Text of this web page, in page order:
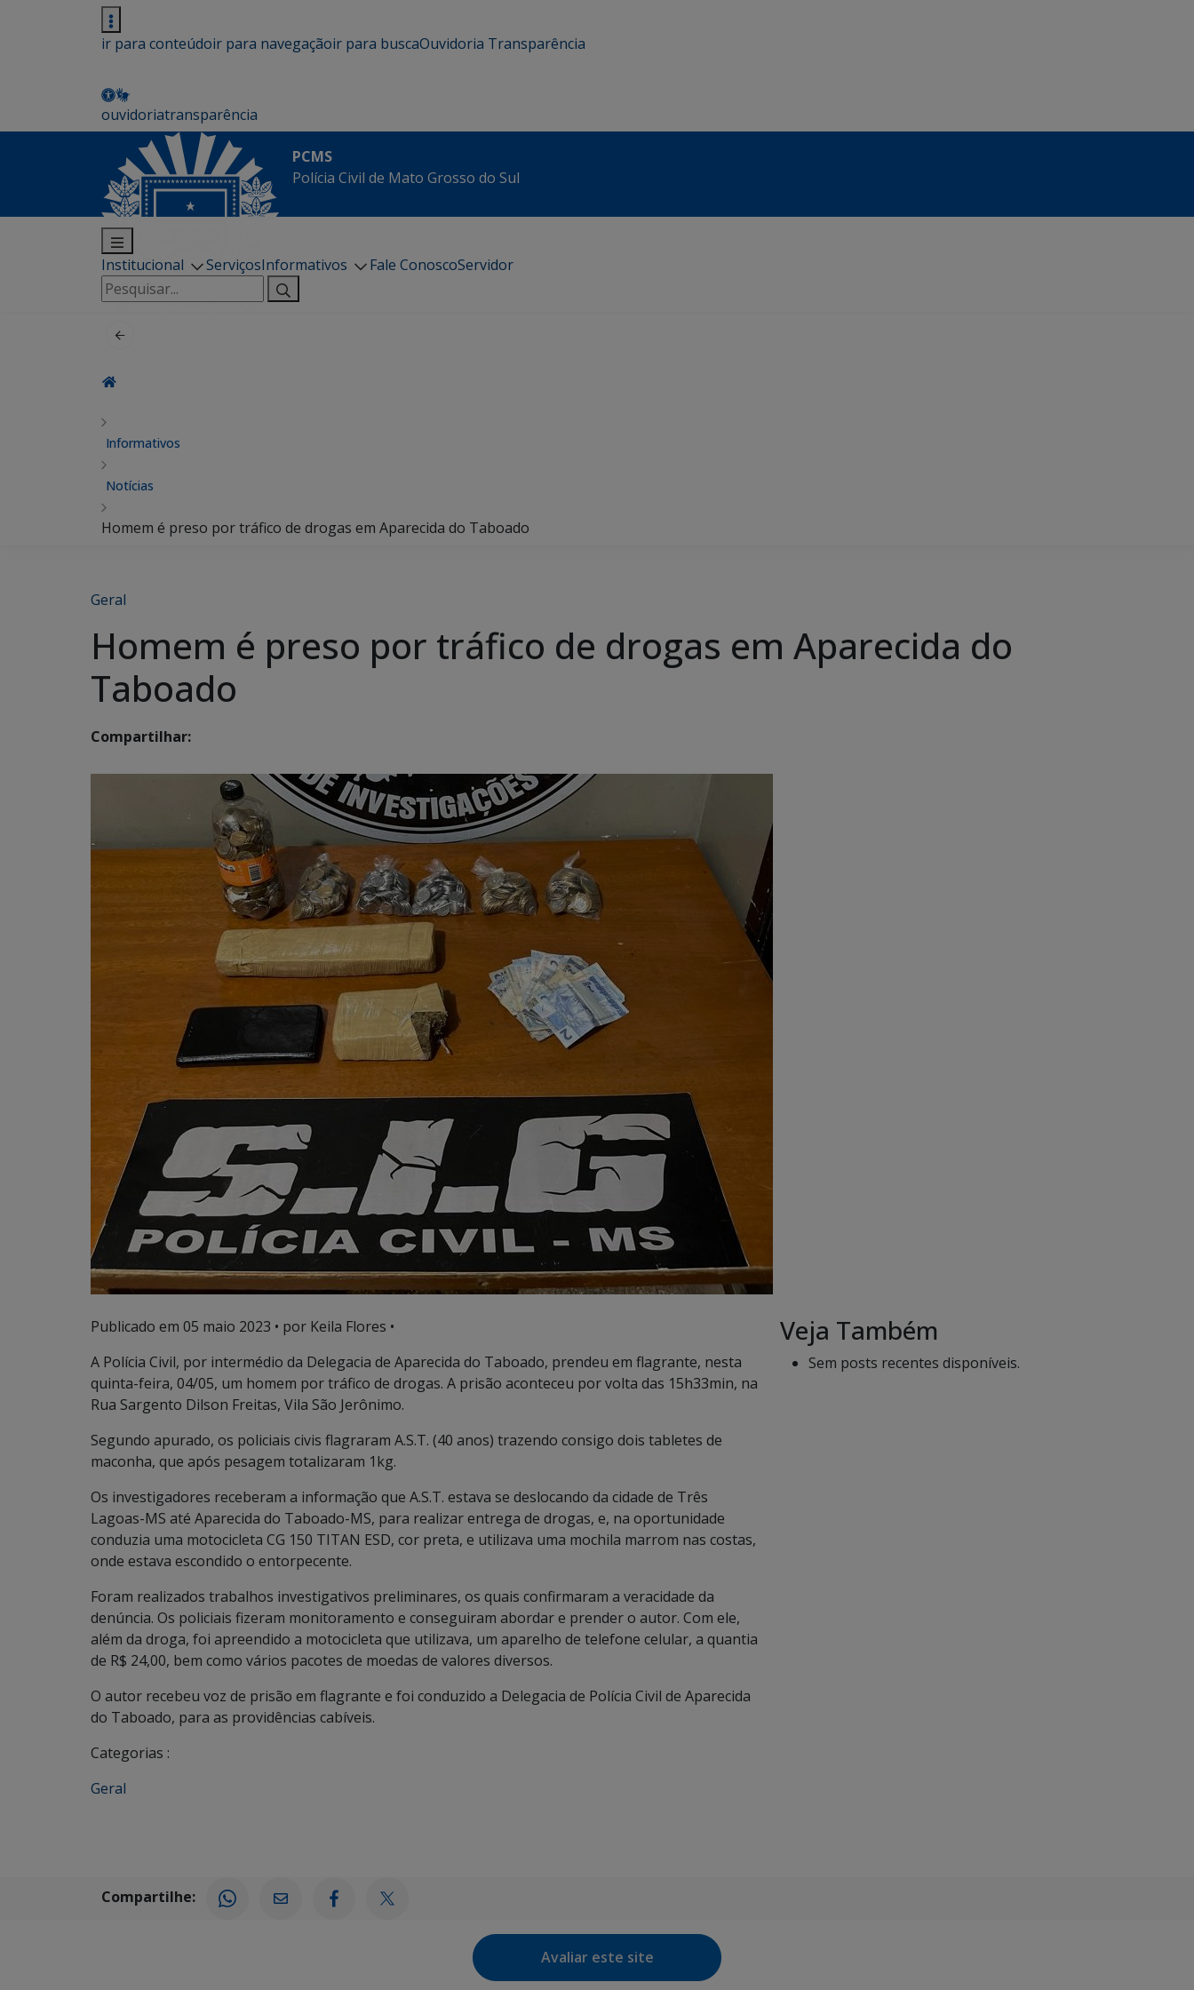
ir para conteúdoir para navegaçãoir para buscaOuvidoria Transparência
ouvidoriatransparência
PCMS
Polícia Civil de Mato Grosso do Sul
Institucional ServiçosInformativos Fale ConoscoServidor
Pesquisar
por:
Informativos
Notícias
Homem é preso por tráfico de drogas em Aparecida do Taboado
Geral
Homem é preso por tráfico de drogas em Aparecida do
Taboado
Compartilhar:
Publicado em 05 maio 2023 • por Keila Flores •
A Polícia Civil, por intermédio da Delegacia de Aparecida do Taboado, prendeu em flagrante, nesta
quinta-feira, 04/05, um homem por tráfico de drogas. A prisão aconteceu por volta das 15h33min, na
Rua Sargento Dilson Freitas, Vila São Jerônimo.
Segundo apurado, os policiais civis flagraram A.S.T. (40 anos) trazendo consigo dois tabletes de
maconha, que após pesagem totalizaram 1kg.
Os investigadores receberam a informação que A.S.T. estava se deslocando da cidade de Três
Lagoas-MS até Aparecida do Taboado-MS, para realizar entrega de drogas, e, na oportunidade
conduzia uma motocicleta CG 150 TITAN ESD, cor preta, e utilizava uma mochila marrom nas costas,
onde estava escondido o entorpecente.
Foram realizados trabalhos investigativos preliminares, os quais confirmaram a veracidade da
denúncia. Os policiais fizeram monitoramento e conseguiram abordar e prender o autor. Com ele,
além da droga, foi apreendido a motocicleta que utilizava, um aparelho de telefone celular, a quantia
de R$ 24,00, bem como vários pacotes de moedas de valores diversos.
O autor recebeu voz de prisão em flagrante e foi conduzido a Delegacia de Polícia Civil de Aparecida
do Taboado, para as providências cabíveis.
Categorias :
Geral
Veja Também
Sem posts recentes disponíveis.
Compartilhe:
Avaliar este site